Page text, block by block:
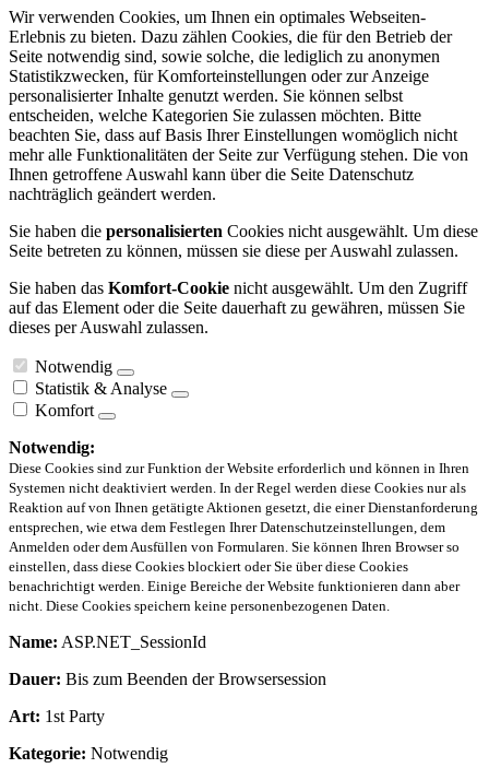
Wir verwenden Cookies, um Ihnen ein optimales Webseiten-
Erlebnis zu bieten. Dazu zählen Cookies, die für den Betrieb der
Seite notwendig sind, sowie solche, die lediglich zu anonymen
Statistikzwecken, für Komforteinstellungen oder zur Anzeige
personalisierter Inhalte genutzt werden. Sie können selbst
entscheiden, welche Kategorien Sie zulassen möchten. Bitte
beachten Sie, dass auf Basis Ihrer Einstellungen womöglich nicht
mehr alle Funktionalitäten der Seite zur Verfügung stehen. Die von
Ihnen getroffene Auswahl kann über die Seite Datenschutz
nachträglich geändert werden.
Sie haben die personalisierten Cookies nicht ausgewählt. Um diese
Seite betreten zu können, müssen sie diese per Auswahl zulassen.
Sie haben das Komfort-Cookie nicht ausgewählt. Um den Zugriff
auf das Element oder die Seite dauerhaft zu gewähren, müssen Sie
dieses per Auswahl zulassen.
Notwendig
Statistik & Analyse
Komfort
Notwendig:
Diese Cookies sind zur Funktion der Website erforderlich und können in Ihren
Systemen nicht deaktiviert werden. In der Regel werden diese Cookies nur als
Reaktion auf von Ihnen getätigte Aktionen gesetzt, die einer Dienstanforderung
entsprechen, wie etwa dem Festlegen Ihrer Datenschutzeinstellungen, dem
Anmelden oder dem Ausfüllen von Formularen. Sie können Ihren Browser so
einstellen, dass diese Cookies blockiert oder Sie über diese Cookies
benachrichtigt werden. Einige Bereiche der Website funktionieren dann aber
nicht. Diese Cookies speichern keine personenbezogenen Daten.
Name: ASP.NET_SessionId
Dauer: Bis zum Beenden der Browsersession
Art: 1st Party
Kategorie: Notwendig